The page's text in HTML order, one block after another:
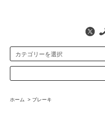
ホーム > ブレーキ